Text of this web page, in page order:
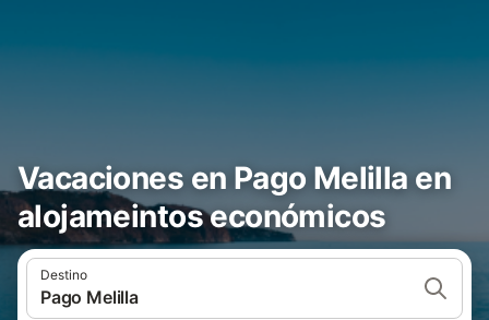
Vacaciones en Pago Melilla en
alojameintos económicos
Destino
Pago Melilla